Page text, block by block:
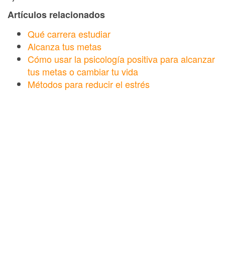
Artículos relacionados
Qué carrera estudiar
Alcanza tus metas
Cómo usar la psicología positiva para alcanzar
tus metas o cambiar tu vida
Métodos para reducir el estrés